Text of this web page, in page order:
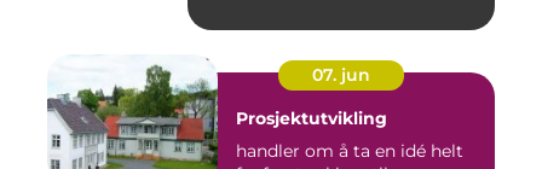
07. jun
Prosjektutvikling
handler om å ta en idé helt